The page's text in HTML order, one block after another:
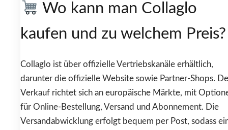
Wo kann man Collaglo
kaufen und zu welchem Preis?
Collaglo ist über offizielle Vertriebskanäle erhältlich,
darunter die offizielle Website sowie Partner-Shops.
Verkauf richtet sich an europäische Märkte, mit
für Online-Bestellung, Versand und Abonnement. Die
Versandabwicklung erfolgt bequem per Post, sodass